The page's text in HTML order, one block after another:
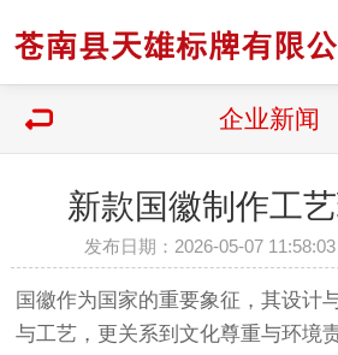
企业新闻
新款国徽制作工
发布日期：2026-05-07
国徽作为国家的重要象征，其设计
与工艺，更关系到文化尊重与环境